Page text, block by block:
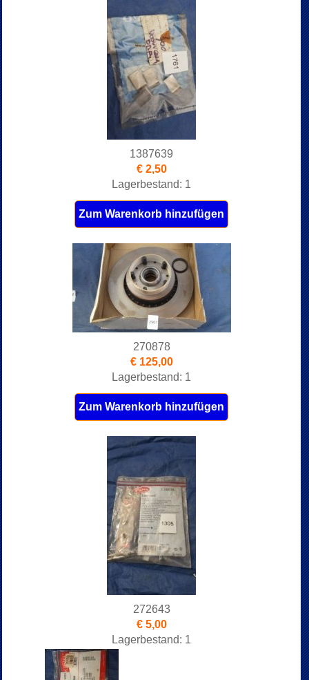
1387639
€ 2,50
Lagerbestand: 1
Zum Warenkorb hinzufügen
270878
€ 125,00
Lagerbestand: 1
Zum Warenkorb hinzufügen
272643
€ 5,00
Lagerbestand: 1